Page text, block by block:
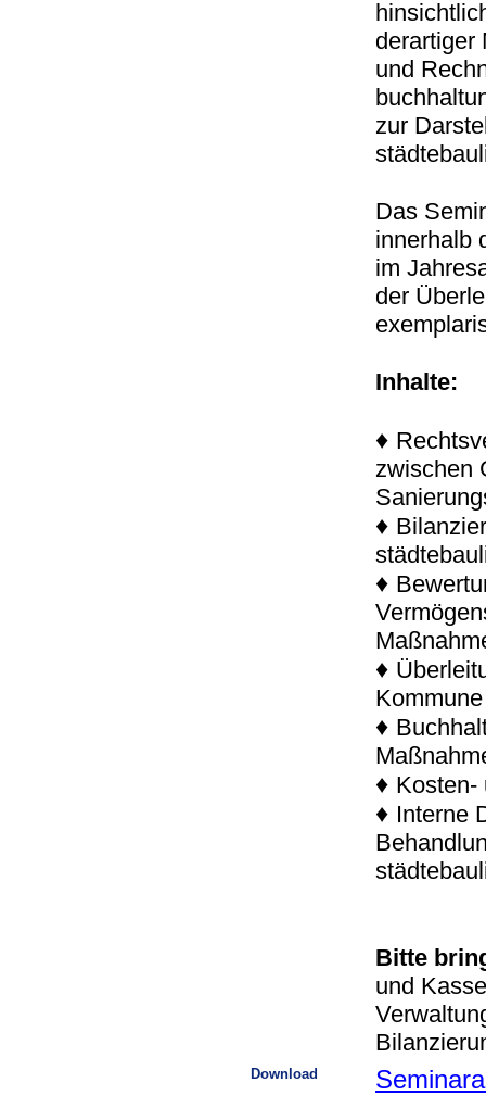
derartiger
und
zur
Das
innerhalb
im
der
Inhalte:
♦
zwischen
♦
♦
♦
Kommune
♦
♦ Kosten-
♦ Interne
Bitte
und
Download